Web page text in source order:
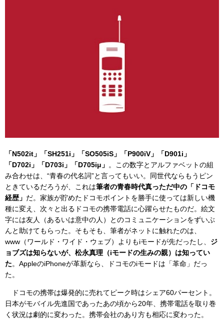
「N502it」「SH251i」「SO505iS」「P900iV」「D901i」
「D702i」「D703i」「D705iμ」 。この数字とアルファベットの組
み合わせは、“青春の代名詞”と言ってもいい。同世代ならもうピン
ときているだろうが、これは筆者の青春時代真っただ中の「ドコモ
経歴」 だ。家族が貯めたドコモポイントを勝手に使っては新しい機
種に変え、次々と出るドコモの携帯電話に心躍らせたものだ。絵文
字には友人（あるいは意中の人）とのコミュニケーションをずいぶ
んと助けてもらった。そもそも、筆者がネットに触れたのは、
www（ワールド・ワイド・ウェブ）よりもiモードが先だったし、 ジ
ョブズは知らないが、松永真理（iモードの生みの親）は知ってい
た。AppleのiPhoneが革新なら、ドコモのiモードは「革命」だっ
た。
ドコモの携帯は爆発的に売れてピーク時はシェア60パーセント。
日本がモバイル先進国であったあの頃から20年、携帯電話を取り巻
く状況は劇的に変わった。携帯会社のあり方も相応に変わった。